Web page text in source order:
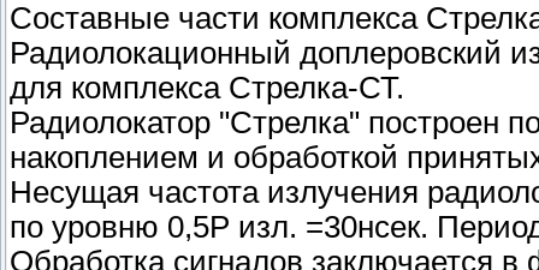
Составные части комплекса
Радиолокационный доплеровский
для комплекса Стрелка-СТ.
Радиолокатор "Стрелка" построен
накоплением и обработкой
Несущая частота излучения
по уровню 0,5Р изл. =30нсек.
Обработка сигналов заключается